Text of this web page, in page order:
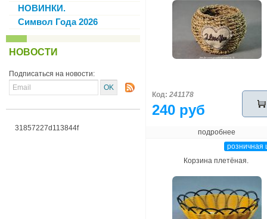
НОВИНКИ.
Символ Года 2026
НОВОСТИ
Подписаться на новости:
31857227d113844f
Код: 241178
240 руб
подробнее
розничная
Корзина плетёная.